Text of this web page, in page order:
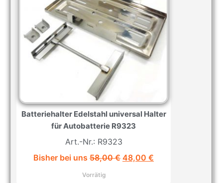
Batteriehalter Edelstahl universal Halter
für Autobatterie R9323
Art.-Nr.: R9323
Bisher bei uns 58,00€ 48,00 €
Vorrätig